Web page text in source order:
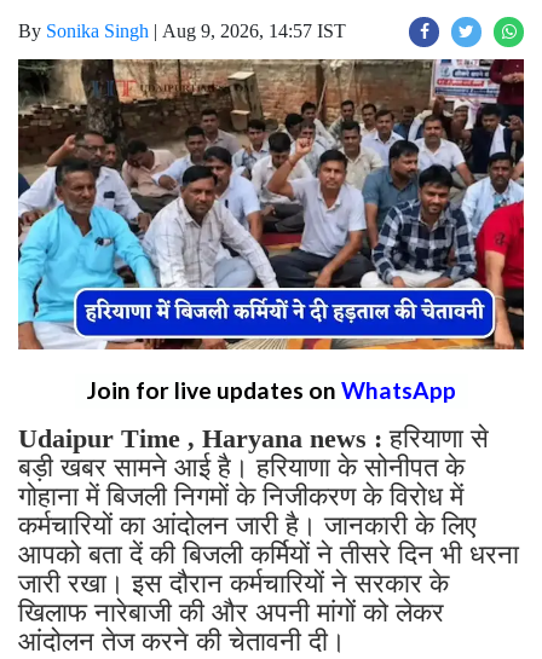
By Sonika Singh | Aug 9, 2026, 14:57 IST
Join for live updates on WhatsApp
Udaipur Time , Haryana news : हरियाणा से
बड़ी खबर सामने आई है। हरियाणा के सोनीपत के
गोहाना में बिजली निगमों के निजीकरण के विरोध में
कर्मचारियों का आंदोलन जारी है। जानकारी के लिए
आपको बता दें की बिजली कर्मियों ने तीसरे दिन भी धरना
जारी रखा। इस दौरान कर्मचारियों ने सरकार के
खिलाफ नारेबाजी की और अपनी मांगों को लेकर
आंदोलन तेज करने की चेतावनी दी।